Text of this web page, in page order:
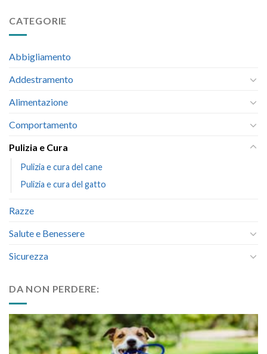
CATEGORIE
Abbigliamento
Addestramento
Alimentazione
Comportamento
Pulizia e Cura
Pulizia e cura del cane
Pulizia e cura del gatto
Razze
Salute e Benessere
Sicurezza
DA NON PERDERE: